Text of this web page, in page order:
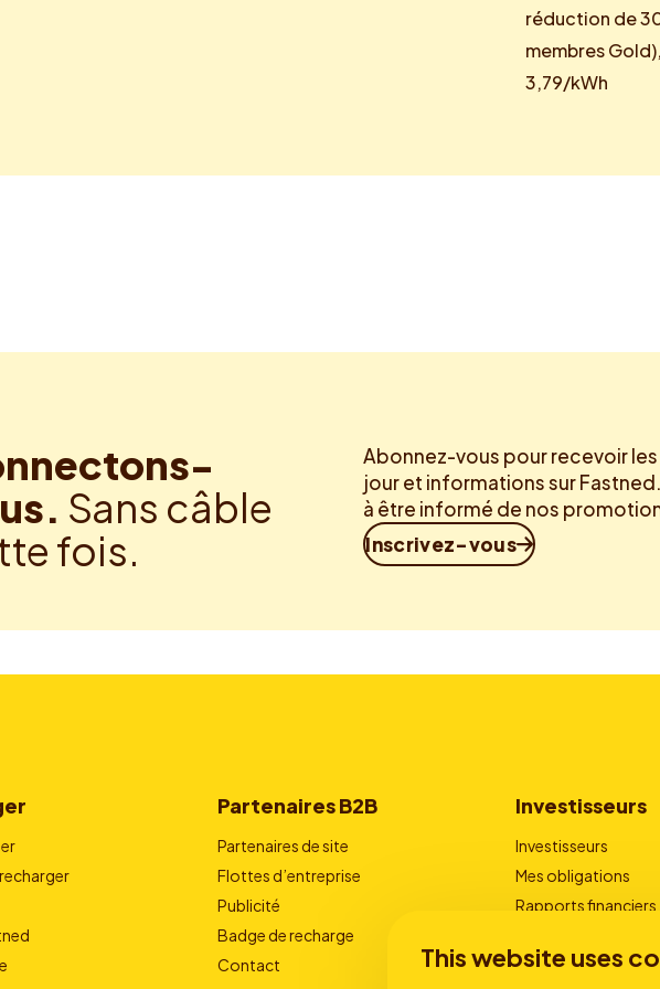
This website uses
réduction de
membres
3,79/kWh
Sans câble
fois.
Abonnez-vous pour recevoir
jour et informations sur
à être informé de nos
Inscrivez-vous
Partenaires B2B
Partenaires de site
Flottes d’entreprise
Publicité
Badge de recharge
Contact
Investisseurs
Investisseurs
Mes obligations
Rapports financiers